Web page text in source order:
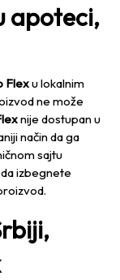
apoteci,
Flexu lokalnim
ne može
nije dostupan u
način da ga
sajtu
izbegnete